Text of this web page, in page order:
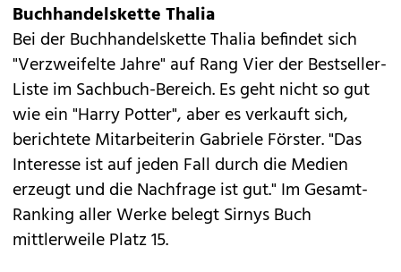
Buchhandelskette Thalia
Bei der Buchhandelskette Thalia befindet sich
"Verzweifelte Jahre" auf Rang Vier der Bestseller-
Liste im Sachbuch-Bereich. Es geht nicht so gut
wie ein "Harry Potter", aber es verkauft sich,
berichtete Mitarbeiterin Gabriele Förster. "Das
Interesse ist auf jeden Fall durch die Medien
erzeugt und die Nachfrage ist gut." Im Gesamt-
Ranking aller Werke belegt Sirnys Buch
mittlerweile Platz 15.